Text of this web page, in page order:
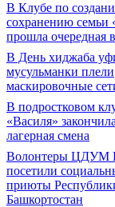
В Клубе по
сохранению семьи
прошла очередная
В День хиджаба
мусульманки плели
маскировочные
В подростковом
«Василя»
лагерная смена
Волонтеры ЦДУМ
посетили
приюты
Башкортостан